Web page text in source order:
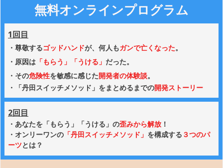
無料オンラインプログラム
1回目
・ 尊敬するゴッドハンドが、何人もガンで亡くなった。
・原因は 「もらう」「うける」 だった。
・その危険性を敏感に感じた開発者の体験談。
・「丹田スイッチメソッド」 をまとめるまでの開発ストーリー
2回目
・あなたを「もらう」「うける」の歪みから解放 ！
・オンリーワンの 「丹田スイッチメソッド」 を構成する ３つのパ
ーツとは？